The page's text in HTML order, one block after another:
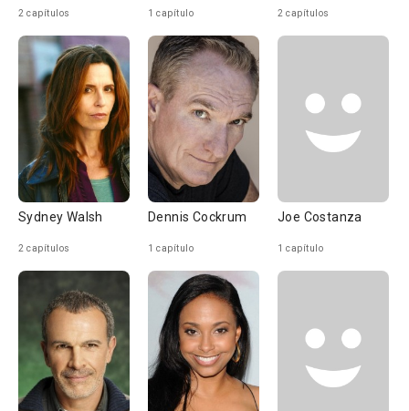
2 capítulos 1 capítulo 2 capítulos
Sydney Walsh
2 capítulos
Dennis Cockrum
1 capítulo
Joe Costanza
1 capítulo